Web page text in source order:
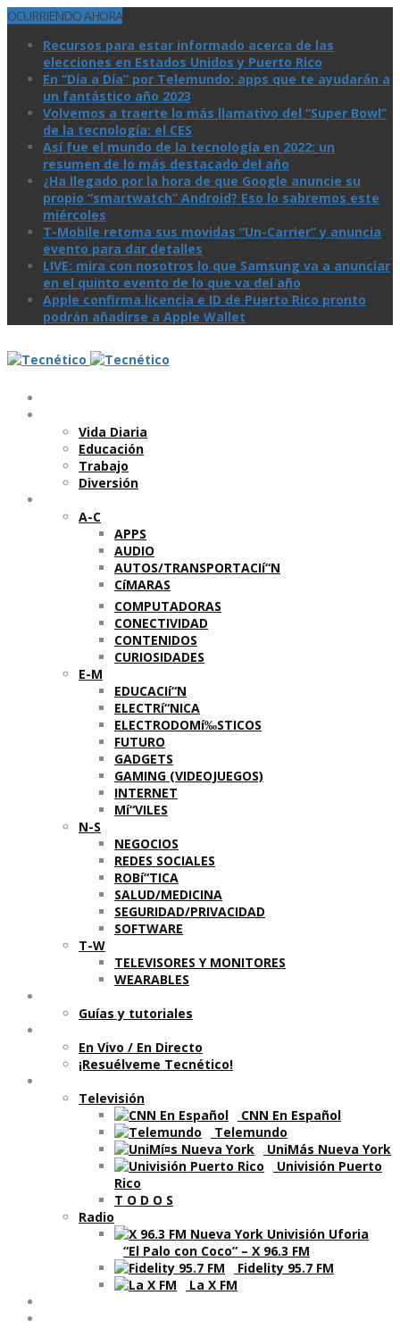
OCURRIENDO AHORA
Recursos para estar informado acerca de las
elecciones en Estados Unidos y Puerto Rico
En “Día a Día” por Telemundo: apps que te ayudarán a
un fantástico año 2023
Volvemos a traerte lo más llamativo del “Super Bowl”
de la tecnologí­a: el CES
Así­ fue el mundo de la tecnologí­a en 2022: un
resumen de lo más destacado del año
¿Ha llegado por la hora de que Google anuncie su
propio “smartwatch” Android? Eso lo sabremos este
miércoles
T-Mobile retoma sus movidas “Un-Carrier” y anuncia
evento para dar detalles
LIVE: mira con nosotros lo que Samsung va a anunciar
en el quinto evento de lo que va del año
Apple confirma licencia e ID de Puerto Rico pronto
podrán añadirse a Apple Wallet
Vida Diaria
Educación
Trabajo
Diversión
A-C
APPS
AUDIO
AUTOS/TRANSPORTACIí“N
CíMARAS
COMPUTADORAS
CONECTIVIDAD
CONTENIDOS
CURIOSIDADES
E-M
EDUCACIí“N
ELECTRí“NICA
ELECTRODOMí‰STICOS
FUTURO
GADGETS
GAMING (VIDEOJUEGOS)
INTERNET
Mí“VILES
N-S
NEGOCIOS
REDES SOCIALES
ROBí“TICA
SALUD/MEDICINA
SEGURIDAD/PRIVACIDAD
SOFTWARE
T-W
TELEVISORES Y MONITORES
WEARABLES
Guí­as y tutoriales
En Vivo / En Directo
¡Resuélveme Tecnético!
Televisión
CNN En Español
Telemundo
UniMás Nueva York
Univisión Puerto
Rico
T O D O S
Radio
“El Palo con Coco” – X 96.3 FM
Fidelity 95.7 FM
La X FM